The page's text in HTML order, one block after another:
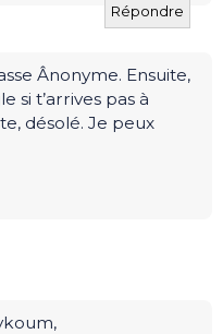
Répondre
Ânonyme. Ensuite,
si t’arrives pas à
désolé. Je peux